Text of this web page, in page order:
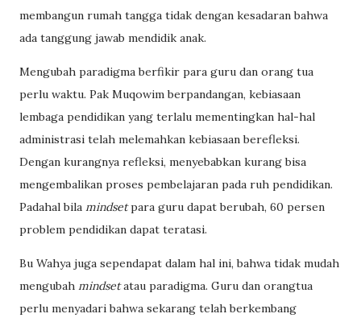
membangun rumah tangga tidak dengan kesadaran bahwa
ada tanggung jawab mendidik anak.
Mengubah paradigma berfikir para guru dan orang tua
perlu waktu. Pak Muqowim berpandangan, kebiasaan
lembaga pendidikan yang terlalu mementingkan hal-hal
administrasi telah melemahkan kebiasaan berefleksi.
Dengan kurangnya refleksi, menyebabkan kurang bisa
mengembalikan proses pembelajaran pada ruh pendidikan.
Padahal bila mindsetpara guru dapat berubah, 60 persen
problem pendidikan dapat teratasi.
Bu Wahya juga sependapat dalam hal ini, bahwa tidak mudah
mengubah mindsetatau paradigma. Guru dan orangtua
perlu menyadari bahwa sekarang telah berkembang